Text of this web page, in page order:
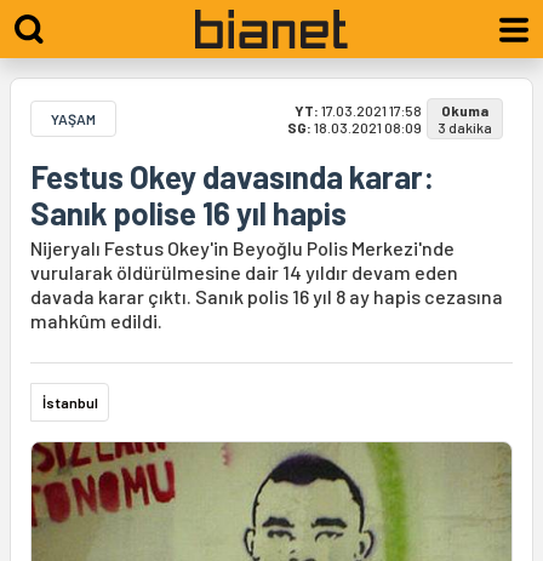
YAŞAM YT: 17.03.2021 17:58
SG: 18.03.2021 08:09
Okuma
3 dakika
Festus Okey davasında karar:
Sanık polise 16 yıl hapis
Nijeryalı Festus Okey'in Beyoğlu Polis Merkezi'nde
vurularak öldürülmesine dair 14 yıldır devam eden
davada karar çıktı. Sanık polis 16 yıl 8 ay hapis cezasına
mahkûm edildi.
İstanbul